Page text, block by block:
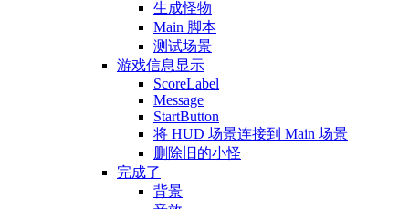
生成怪物
Main 脚本
测试场景
游戏信息显示
ScoreLabel
Message
StartButton
将 HUD 场景连接到 Main 场景
删除旧的小怪
完成了
背景